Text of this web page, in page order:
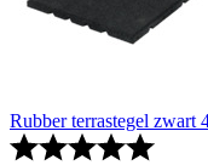
Rubber terrastegel zwart